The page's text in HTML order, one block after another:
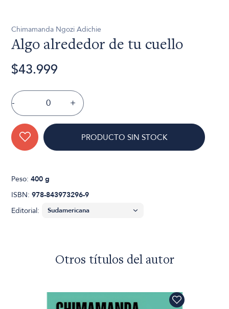
Chimamanda Ngozi Adichie
Algo alrededor de tu cuello
$43.999
- +
PRODUCTO SIN STOCK
Peso:400 g
ISBN:978-843973296-9
Editorial:
Otros títulos del autor